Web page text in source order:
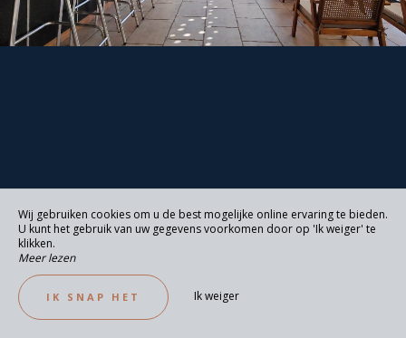
Wij gebruiken cookies om u de best mogelijke online ervaring te bieden.
U kunt het gebruik van uw gegevens voorkomen door op 'Ik weiger' te
klikken.
Meer lezen
IK SNAP HET Ik weiger